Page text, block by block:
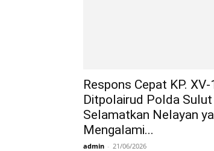
Respons Cepat KP.
Ditpolairud Polda Sulut
Selamatkan Nelayan
Mengalami...
admin - 21/06/2026